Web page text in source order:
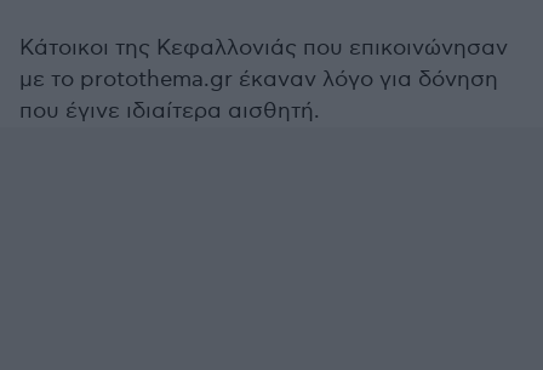
Κάτοικοι της Κεφαλλονιάς που επικοινώνησαν
με το protothema.gr έκαναν λόγο για δόνηση
που έγινε ιδιαίτερα αισθητή.